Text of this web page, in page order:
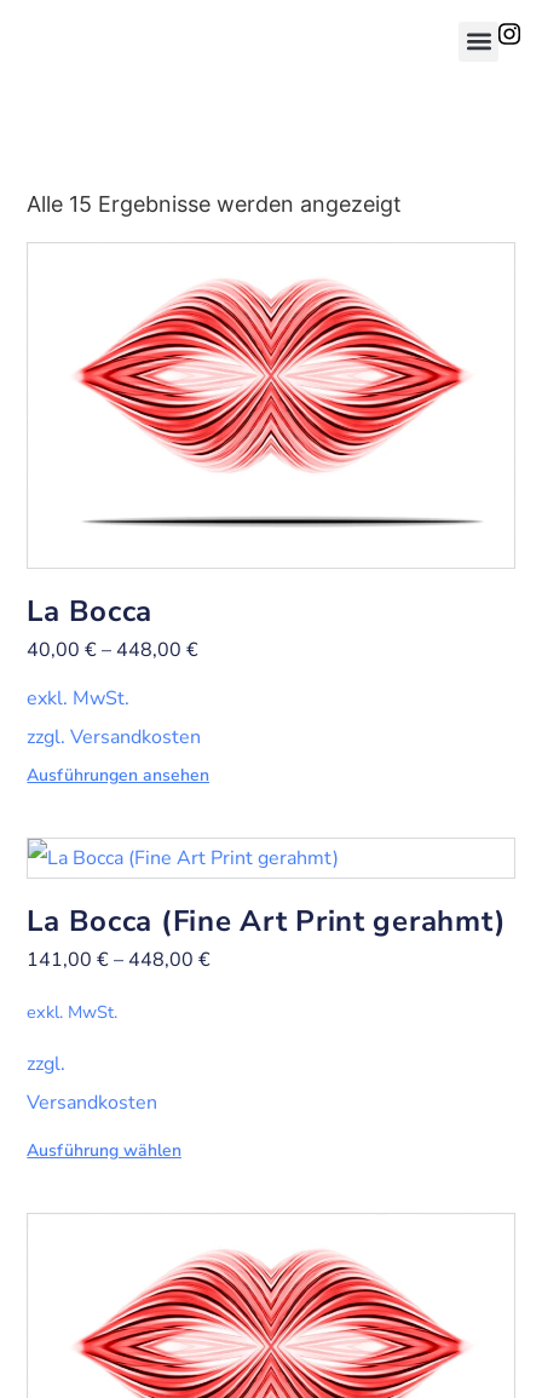
Alle 15 Ergebnisse werden angezeigt
La Bocca
40,00€– 448,00€
exkl. MwSt.
zzgl. Versandkosten
Ausführungen ansehen
La Bocca (Fine Art Print gerahmt)
141,00€– 448,00€
exkl. MwSt.
zzgl.
Versandkosten
Ausführung wählen